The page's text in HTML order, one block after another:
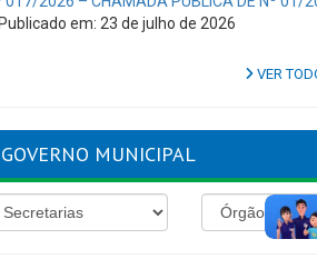
Publicado em: 23 de julho de 2026
VER
GOVERNO MUNICIPAL